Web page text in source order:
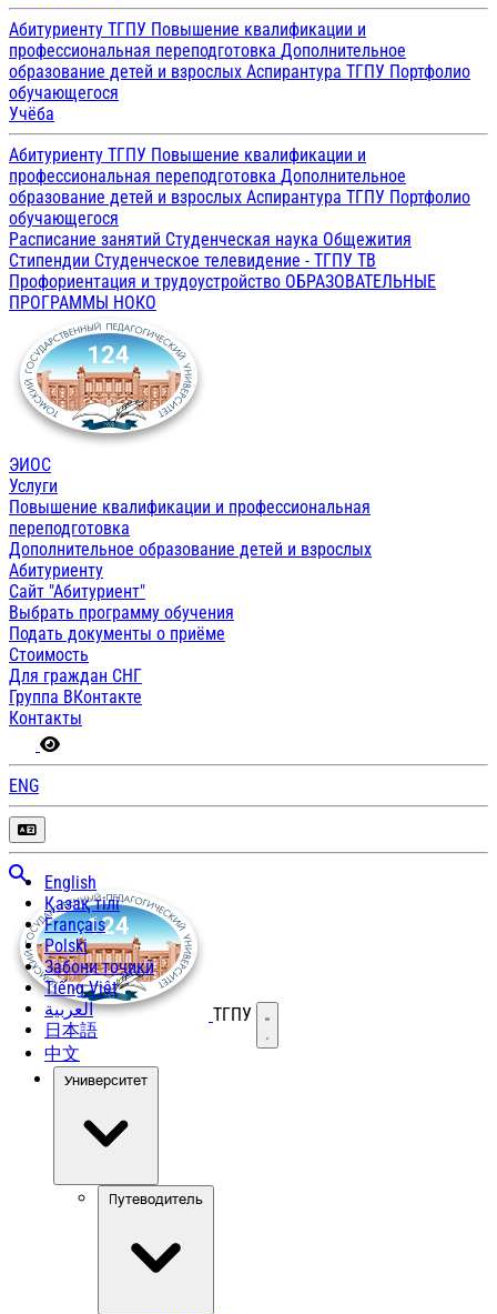
Абитуриенту ТГПУ Повышение квалификации и
профессиональная переподготовка Дополнительное
образование детей и взрослых Аспирантура ТГПУ Портфолио
обучающегося
Учёба
Абитуриенту ТГПУ Повышение квалификации и
профессиональная переподготовка Дополнительное
образование детей и взрослых Аспирантура ТГПУ Портфолио
обучающегося
Расписание занятий Студенческая наука Общежития
Стипендии Студенческое телевидение - ТГПУ ТВ
Профориентация и трудоустройство ОБРАЗОВАТЕЛЬНЫЕ
ПРОГРАММЫ НОКО
ЭИОС
Услуги
Повышение квалификации и профессиональная
переподготовка
Дополнительное образование детей и взрослых
Абитуриенту
Сайт "Абитуриент"
Выбрать программу обучения
Подать документы о приёме
Стоимость
Для граждан СНГ
Группа ВКонтакте
Контакты
ENG
English
Қазақ тілі
Français
Polski
Забони тоҷикӣ
Tiếng Việt
العربية
日本語
中文
ТГПУ Открыть меню
Университет
Путеводитель